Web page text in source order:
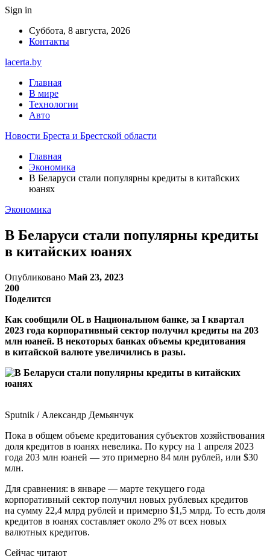
Sign in
Суббота, 8 августа, 2026
Контакты
lacerta.by
Главная
В мире
Технологии
Авто
Новости Бреста и Брестской области
Главная
Экономика
В Беларуси стали популярны кредиты в китайских
юанях
Экономика
В Беларуси стали популярны кредиты
в китайских юанях
Опубликовано Май 23, 2023
200
Поделится
Как сообщили OL в Национальном банке, за I квартал
2023 года корпоративный сектор получил кредиты на 203
млн юаней. В некоторых банках объемы кредитования
в китайской валюте увеличились в разы.
Sputnik / Александр Демьянчук
Пока в общем объеме кредитования субъектов хозяйствования
доля кредитов в юанях невелика. По курсу на 1 апреля 2023
года 203 млн юаней — это примерно 84 млн рублей, или $30
млн.
Для сравнения: в январе — марте текущего года
корпоративный сектор получил новых рублевых кредитов
на сумму 22,4 млрд рублей и примерно $1,5 млрд. То есть доля
кредитов в юанях составляет около 2% от всех новых
валютных кредитов.
Сейчас читают